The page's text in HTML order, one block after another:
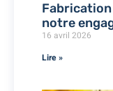
notre
16 avril 2026
Lire »